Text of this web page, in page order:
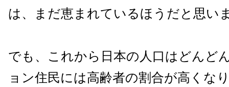
は、まだ恵まれているほうだと思い
でも、これから日本の人口はどんど
ョン住民には高齢者の割合が高くな